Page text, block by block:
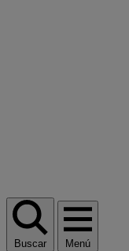
Buscar Menú